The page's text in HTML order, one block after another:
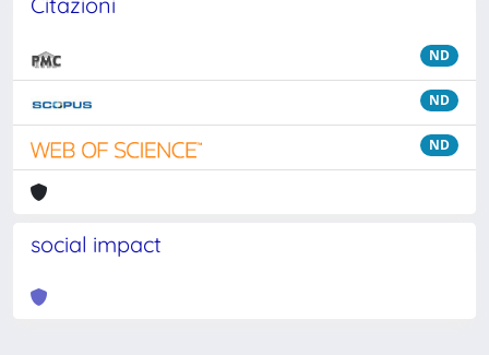
ND
ND
ND
social impact